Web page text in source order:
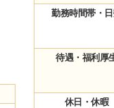
勤務時間帯・
待遇・福利厚
休日・休暇